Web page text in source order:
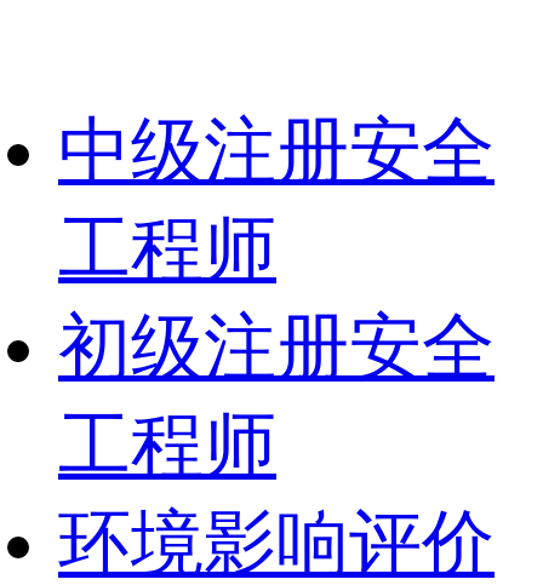
中级注册安全
工程师
初级注册安全
工程师
环境影响评价